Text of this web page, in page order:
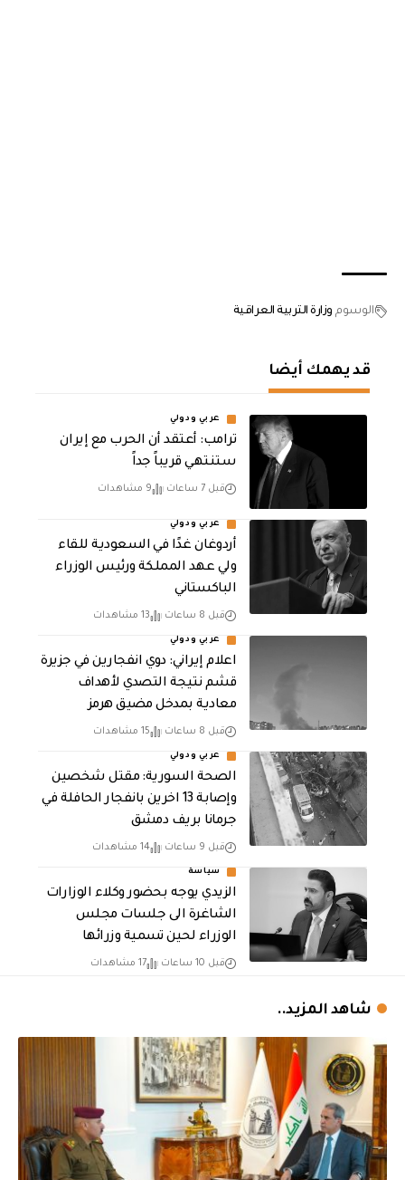
الوسوم وزارة التربية العراقية
قد يهمك أيضا
عربي ودولي
‏ترامب: أعتقد أن الحرب مع إيران
ستنتهي قريباً جداً
قبل 7 ساعات 9 مشاهدات
عربي ودولي
أردوغان غدًا في السعودية للقاء
ولي عهد المملكة ورئيس الوزراء
الباكستاني
قبل 8 ساعات 13 مشاهدات
عربي ودولي
اعلام إيراني: دوي انفجارين في جزيرة
قشم نتيجة التصدي لأهداف
معادية بمدخل مضيق هرمز
قبل 8 ساعات 15 مشاهدات
عربي ودولي
الصحة السورية: مقتل شخصين
وإصابة 13 اخرين بانفجار الحافلة في
جرمانا بريف دمشق
قبل 9 ساعات 14 مشاهدات
سياسة
الزيدي يوجه بحضور وكلاء الوزارات
الشاغرة الى جلسات مجلس
الوزراء لحين تسمية وزرائها
قبل 10 ساعات 17 مشاهدات
شاهد المزيد..